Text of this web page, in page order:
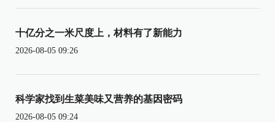
十亿分之一米尺度上，材料有了新能力
2026-08-05 09:26
科学家找到生菜美味又营养的基因密码
2026-08-05 09:24